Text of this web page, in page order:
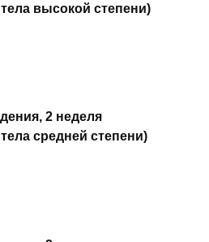
высокой степени)
2 неделя
средней степени)